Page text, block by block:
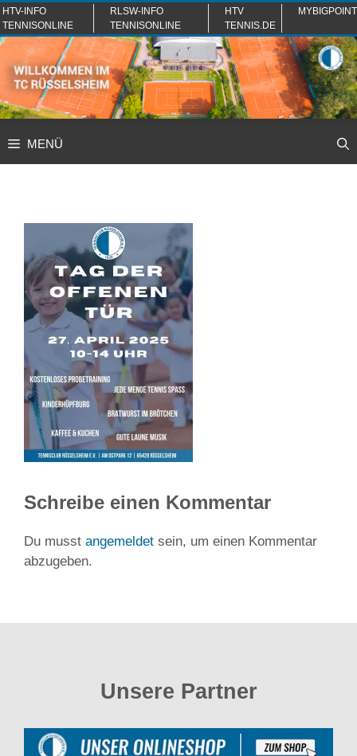
Zum
Inhalt
springen
HTV-INFO
TENNISONLINE
RLSW-INFO
TENNISONLINE
HTV
TENNIS.DE
MYBIGPOINT
MENÜ
Schreibe einen Kommentar
Du musst angemeldet sein, um einen Kommentar
abzugeben.
Unsere Partner